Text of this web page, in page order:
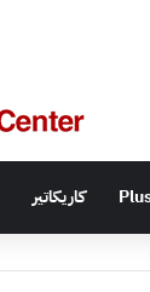
كاريكاتير